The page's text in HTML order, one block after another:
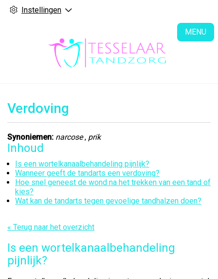
Instellingen
MENU
Verdoving
Synoniemen: narcose, prik
Inhoud
Is een wortelkanaalbehandeling pijnlijk?
Wanneer geeft de tandarts een verdoving?
Hoe snel geneest de wond na het trekken van een tand of
kies?
Wat kan de tandarts tegen gevoelige tandhalzen doen?
« Terug naar het overzicht
Is een wortelkanaalbehandeling
pijnlijk?